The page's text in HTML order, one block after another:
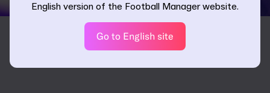
English version of the Football Manager website.
Go to English site